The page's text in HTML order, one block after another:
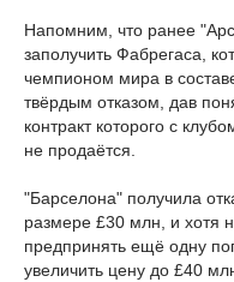
Напомним, что ранее
заполучить Фабрегаса,
чемпионом мира в
твёрдым отказом, дав
контракт которого с
не продаётся.
"Барселона" получила
размере £30 млн, и хотя
предпринять ещё одну
увеличить цену до £40